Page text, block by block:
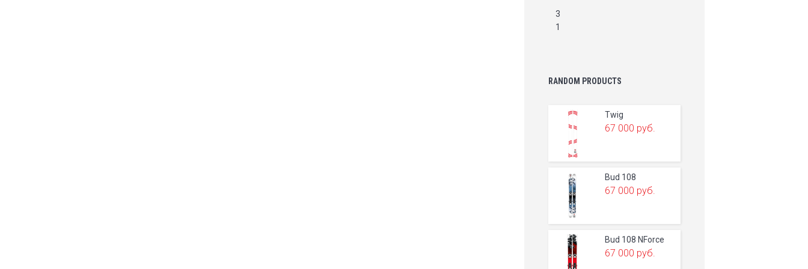
3
1
RANDOM PRODUCTS
Twig
67 000 руб.
Bud 108
67 000 руб.
Bud 108 NForce
67 000 руб.